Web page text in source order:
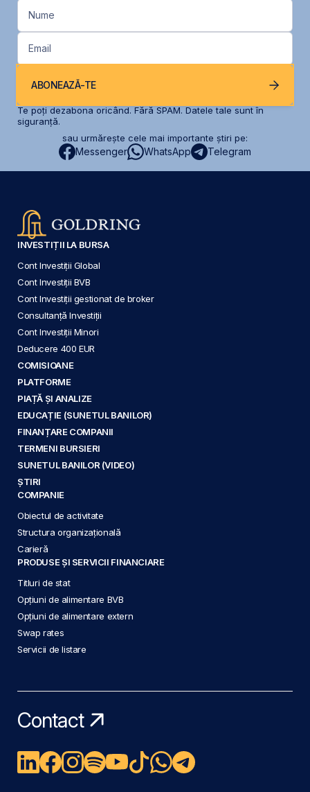
Nume
Email
ABONEAZĂ-TE
Te poți dezabona oricând. Fără SPAM. Datele tale sunt în
siguranță.
sau urmărește cele mai importante știri pe:
Messenger WhatsApp Telegram
INVESTIȚII LA BURSA
Cont Investiții Global
Cont Investiții BVB
Cont Investiții gestionat de broker
Consultanță Investiții
Cont Investiții Minori
Deducere 400 EUR
COMISIOANE
PLATFORME
PIAȚĂ ȘI ANALIZE
EDUCAȚIE (SUNETUL BANILOR)
FINANȚARE COMPANII
TERMENI BURSIERI
SUNETUL BANILOR (VIDEO)
ȘTIRI
COMPANIE
Obiectul de activitate
Structura organizațională
Carieră
PRODUSE ȘI SERVICII FINANCIARE
Titluri de stat
Opțiuni de alimentare BVB
Opțiuni de alimentare extern
Swap rates
Servicii de listare
Contact